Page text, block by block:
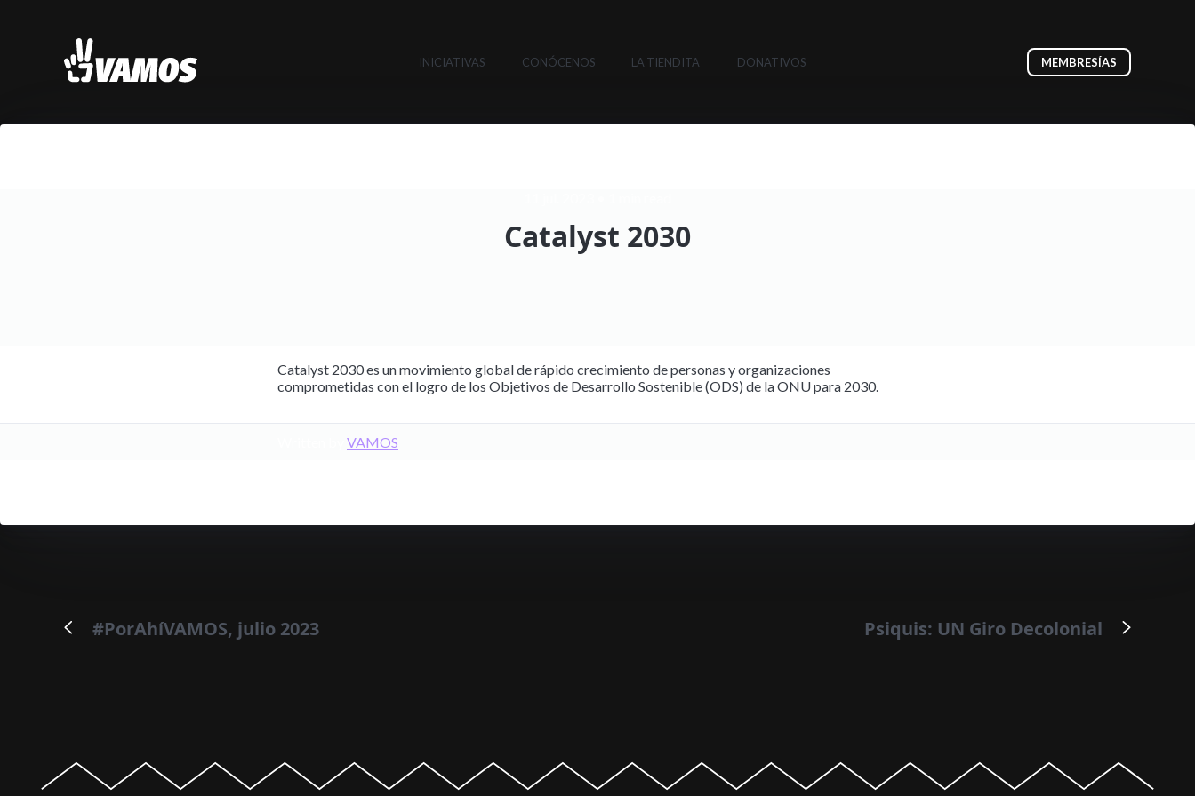
INICIATIVAS CONÓCENOS LA TIENDITA DONATIVOS MEMBRESÍAS
Catalyst 2030
Catalyst 2030 es un movimiento global de rápido crecimiento de personas y organizaciones
comprometidas con el logro de los Objetivos de Desarrollo Sostenible (ODS) de la ONU para 2030.
VAMOS
#PorAhíVAMOS, julio 2023 Psiquis: UN Giro Decolonial